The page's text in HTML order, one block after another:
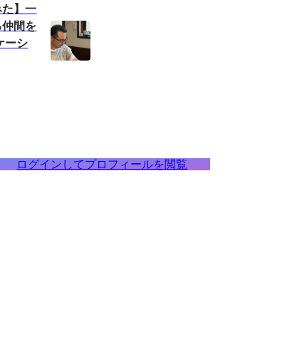
た】一
間を
ーシ
ログインしてプロフィールを閲覧